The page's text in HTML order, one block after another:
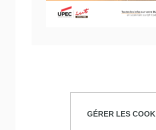
GÉRER LES